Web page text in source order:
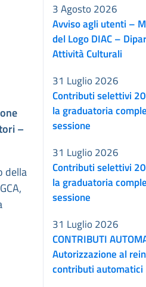
–
della
Avviso agli utenti –
del Logo DIAC –
Attività Culturali
3 Agosto 2026
Contributi selettivi
la graduatoria
sessione
31 Luglio 2026
Contributi selettivi
la graduatoria
sessione
31 Luglio 2026
CONTRIBUTI
Autorizzazione al
contributi automatici
31 Luglio 2026